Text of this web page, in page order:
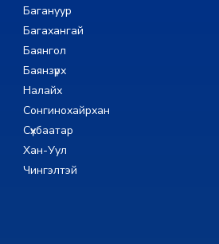
Багануур
Багахангай
Баянгол
Баянзүрх
Налайх
Сонгинохайрхан
Сүхбаатар
Хан-Уул
Чингэлтэй